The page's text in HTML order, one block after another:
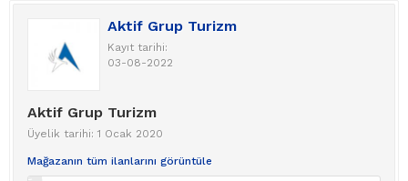
Aktif Grup Turizm
Kayıt tarihi:
03-08-2022
Aktif Grup Turizm
Üyelik tarihi: 1 Ocak 2020
Mağazanın tüm ilanlarını görüntüle